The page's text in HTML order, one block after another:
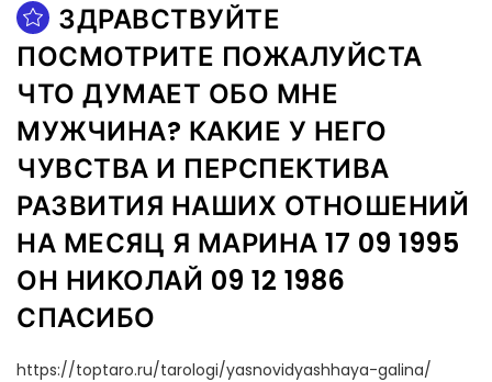
ЗДРАВСТВУЙТЕ
ПОСМОТРИТЕ ПОЖАЛУЙСТА
ЧТО ДУМАЕТ ОБО МНЕ
МУЖЧИНА? КАКИЕ У НЕГО
ЧУВСТВА И ПЕРСПЕКТИВА
РАЗВИТИЯ НАШИХ ОТНОШЕНИЙ
НА МЕСЯЦ Я МАРИНА 17 09 1995
ОН НИКОЛАЙ 09 12 1986
СПАСИБО
https://toptaro.ru/tarologi/yasnovidyashhaya-galina/